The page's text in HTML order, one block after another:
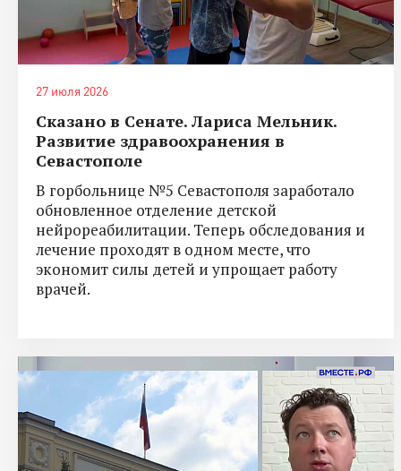
27 июля 2026
Сказано в Сенате. Лариса Мельник.
Развитие здравоохранения в
Севастополе
В горбольнице №5 Севастополя заработало
обновленное отделение детской
нейрореабилитации. Теперь обследования и
лечение проходят в одном месте, что
экономит силы детей и упрощает работу
врачей.